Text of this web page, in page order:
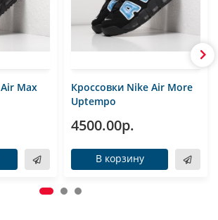
Max
Кроссовки Nike Air More
Uptempo
4500.00р.
В корзину